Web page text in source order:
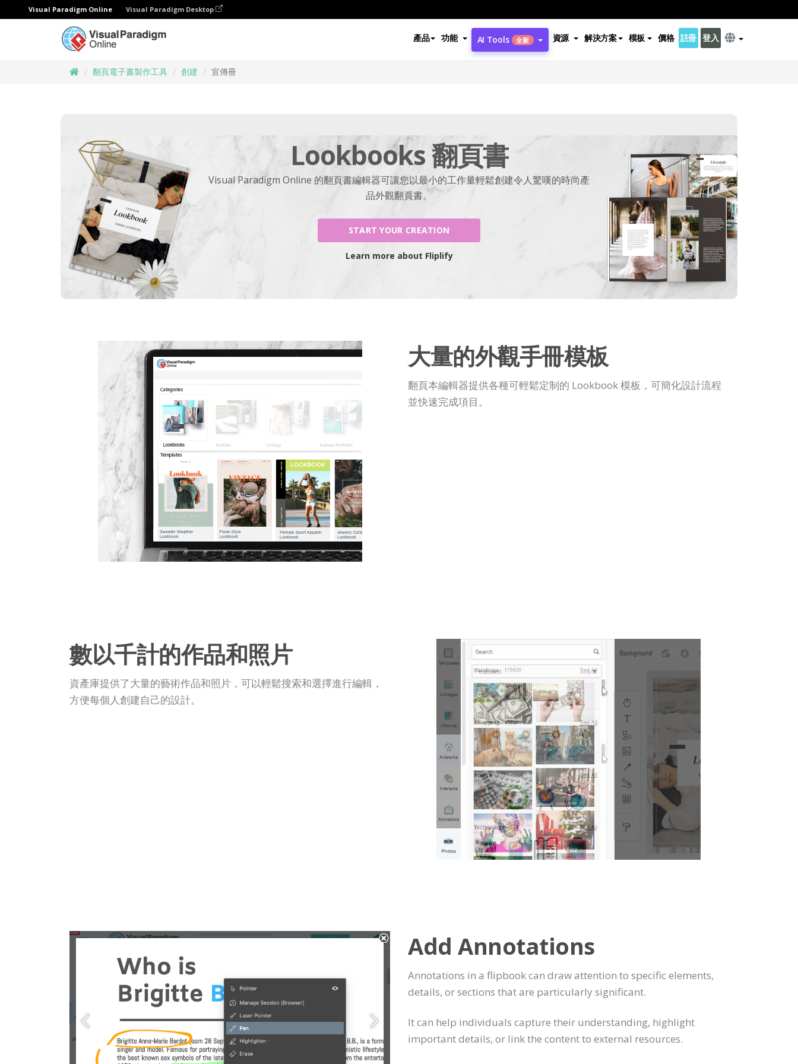
Visual Paradigm Online Visual Paradigm Desktop
產品 功能 AI Tools 全新 資源 解決方案 模板 價格 註冊 登入
翻頁電子書製作工具 創建 宣傳冊
Lookbooks 翻頁書
Visual Paradigm Online 的翻頁書編輯器可讓您以最小的工作量輕鬆創建令人驚嘆的時尚產
品外觀翻頁書。
START YOUR CREATION
Learn more about Fliplify
大量的外觀手冊模板
翻頁本編輯器提供各種可輕鬆定制的 Lookbook 模板，可簡化設計流程
並快速完成項目。
數以千計的作品和照片
資產庫提供了大量的藝術作品和照片，可以輕鬆搜索和選擇進行編輯，
方便每個人創建自己的設計。
Add Annotations
Annotations in a flipbook can draw attention to specific elements,
details, or sections that are particularly significant.
It can help individuals capture their understanding, highlight
important details, or link the content to external resources.